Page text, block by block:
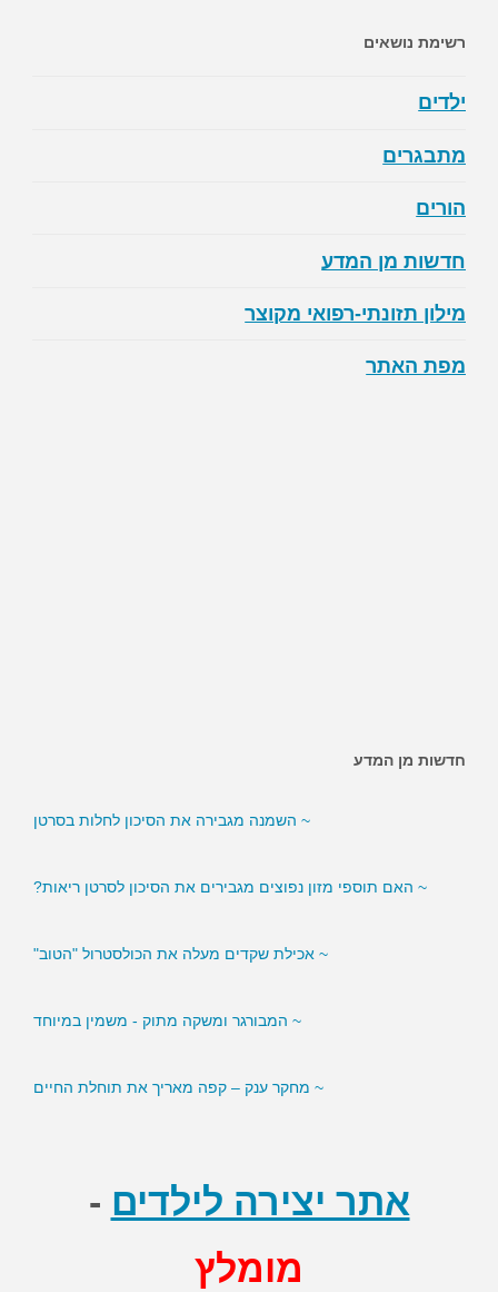
רשימת נושאים
ילדים
מתבגרים
הורים
חדשות מן המדע
מילון תזונתי-רפואי מקוצר
מפת האתר
חדשות מן המדע
~ השמנה מגבירה את הסיכון לחלות בסרטן
~ האם תוספי מזון נפוצים מגבירים את הסיכון לסרטן ריאות?
~ אכילת שקדים מעלה את הכולסטרול "הטוב"
~ המבורגר ומשקה מתוק - משמין במיוחד
~ מחקר ענק – קפה מאריך את תוחלת החיים
אתר יצירה לילדים -
מומלץ